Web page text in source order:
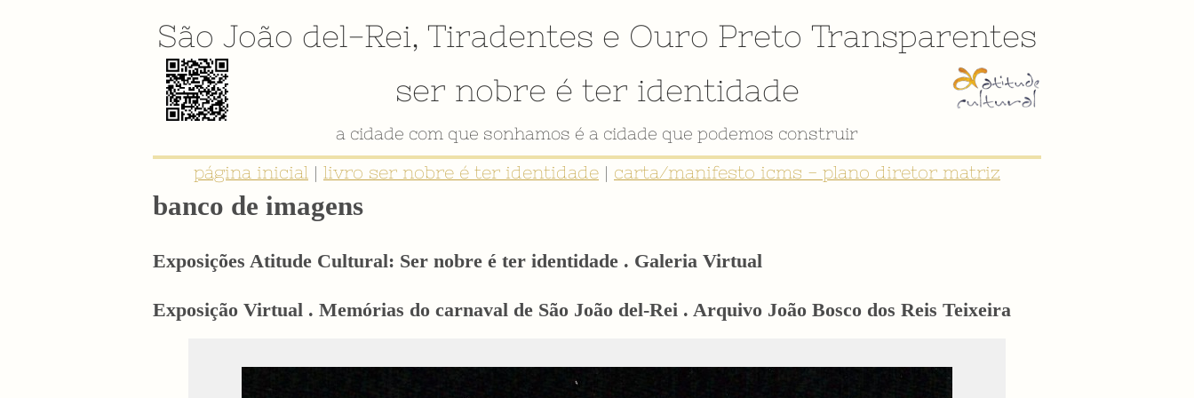
São João del-Rei, Tiradentes e Ouro Preto Transparentes
ser nobre é ter identidade
VÍDEO INSTITUCIONAL
página inicial | livro ser nobre é ter identidade | carta/manifesto icms - plano diretor matriz
banco de imagens
Exposições Atitude Cultural: Ser nobre é ter identidade . Galeria Virtual
Exposição Virtual . Memórias do carnaval de São João del-Rei . Arquivo João Bosco dos Reis Teixeira